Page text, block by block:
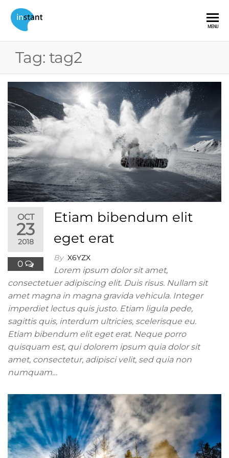
Exhibitions
MENU
Tag: tag2
OCT
23
2018
0
Etiam bibendum elit
eget erat
By X6YZX
Lorem ipsum dolor sit amet,
consectetuer adipiscing elit. Duis risus. Nullam sit
amet magna in magna gravida vehicula. Integer
imperdiet lectus quis justo. Etiam ligula pede,
sagittis quis, interdum ultricies, scelerisque eu.
Etiam bibendum elit eget erat. Neque porro
quisquam est, qui dolorem ipsum quia dolor sit
amet, consectetur, adipisci velit, sed quia non
numquam…